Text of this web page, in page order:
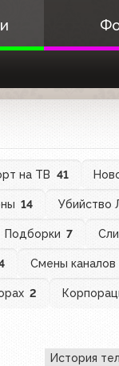
на ТВ 41
14 Убийство
Подборки 7
Смены каналов
2
История